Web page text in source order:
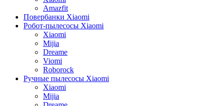
Amazfit
Повербанки Xiaomi
Робот-пылесосы Xiaomi
Xiaomi
Mijia
Dreame
Viomi
Roborock
Ручные пылесосы Xiaomi
Xiaomi
Mijia